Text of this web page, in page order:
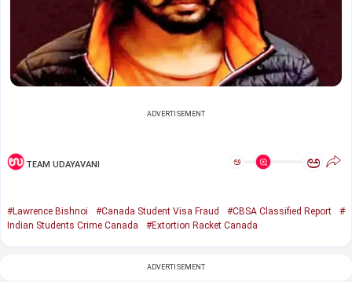
ADVERTISEMENT
TEAM UDAYAVANI ಅ ಅ
#Lawrence Bishnoi #Canada Student Visa Fraud #CBSA Classified Report
#
Indian Students Crime Canada
#Extortion Racket Canada
ADVERTISEMENT